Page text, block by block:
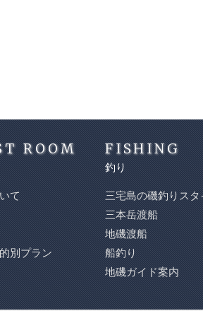
ROOM
て
別プラン
FISHING
釣り
三宅島の磯釣りスタ
三本岳渡船
地磯渡船
船釣り
地磯ガイド案内